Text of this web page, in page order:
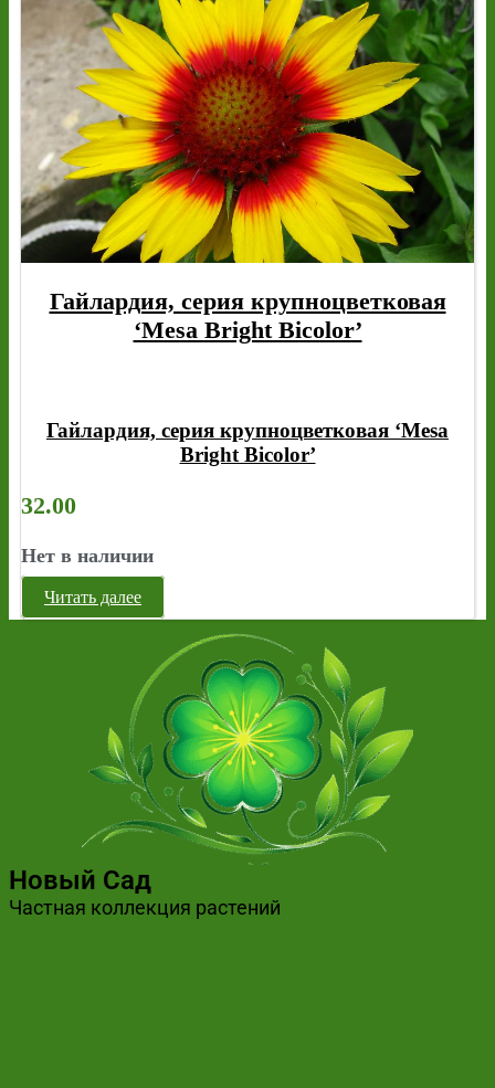
Гайлардия, серия крупноцветковая
‘Mesa Bright Bicolor’
Гайлардия, серия крупноцветковая ‘Mesa
Bright Bicolor’
32.00
Нет в наличии
Читать далее
Новый Сад
Частная коллекция растений